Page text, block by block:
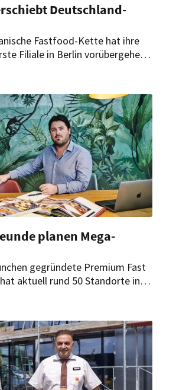
Deutschland-
Fastfood-Kette hat ihre
Filiale in Berlin vorübergehend
soll jetzt im Sommer 2025
planen Mega-
gegründete Premium Fast
aktuell rund 50 Standorte in
Betrieb aufgenommen
diesem Jahr sind noch 11
geplant.